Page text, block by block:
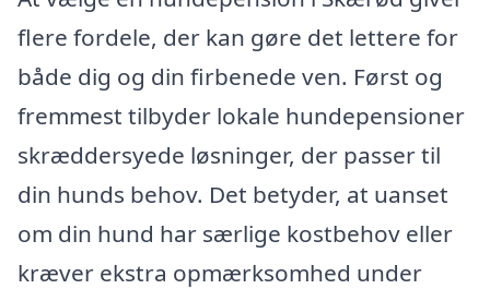
flere fordele, der kan gøre det lettere for
både dig og din firbenede ven. Først og
fremmest tilbyder lokale hundepensioner
skræddersyede løsninger, der passer til
din hunds behov. Det betyder, at uanset
om din hund har særlige kostbehov eller
kræver ekstra opmærksomhed under